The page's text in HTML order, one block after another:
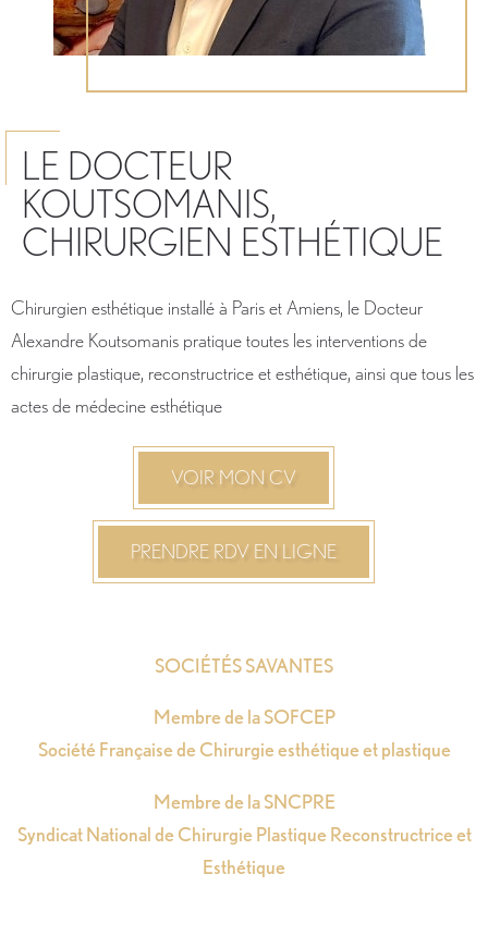
LE DOCTEUR
KOUTSOMANIS,
CHIRURGIEN ESTHÉTIQUE
Chirurgien esthétique installé à Paris et Amiens, le Docteur
Alexandre Koutsomanis pratique toutes les interventions de
chirurgie plastique, reconstructrice et esthétique, ainsi que tous les
actes de médecine esthétique
VOIR MON CV
PRENDRE RDV EN LIGNE
SOCIÉTÉS SAVANTES
Membre de la SOFCEP
Société Française de Chirurgie esthétique et plastique
Membre de la SNCPRE
Syndicat National de Chirurgie Plastique Reconstructrice et
Esthétique